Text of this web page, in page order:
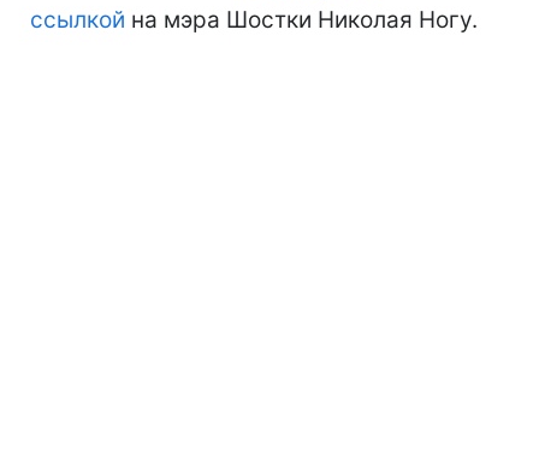
ссылкой на мэра Шостки Николая Ногу.